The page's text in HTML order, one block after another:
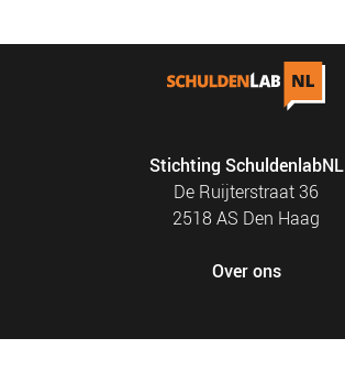
Stichting SchuldenlabNL
De Ruijterstraat 36
2518 AS Den Haag
Over ons